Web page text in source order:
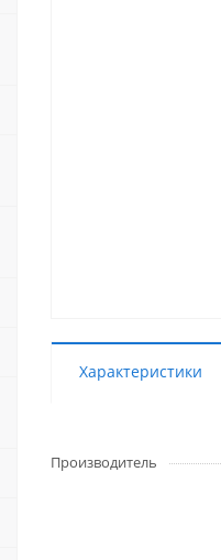
Характеристики
Производитель